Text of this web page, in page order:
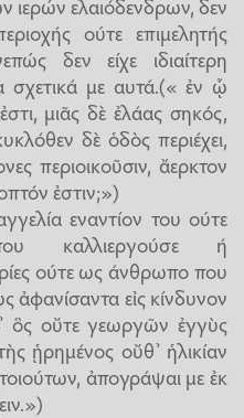
ούτε επιμελητής
δεν είχε ιδιαίτερη
με αυτά.(« ἐν ᾧ
μιᾶς δὲ ἐλάας σηκός,
δὲ ὁδὸς περιέχει,
περιοικοῦσιν, ἄερκτον
ἐστιν;»)
εναντίον του ούτε
καλλιεργούσε ή
ούτε ως άνθρωπο που
ἀφανίσαντα εἰς κίνδυνον
ὃς οὔτε γεωργῶν ἐγγὺς
ᾑρημένος οὔθ’ ἡλικίαν
ἀπογράψαι με ἐκ